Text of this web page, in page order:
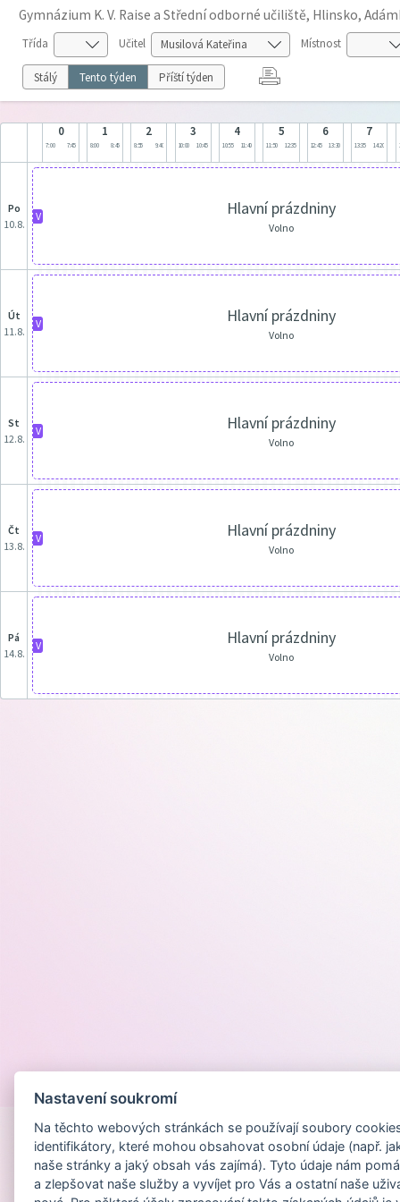
Gymnázium K. V. Raise a Střední odborné učiliště, Hlinsko,
Třída Učitel Místnost
Stálý Tento týden Příští týden
0
7:00 7:45
1
8:00 8:45
2
8:55 9:40
3
10:00 10:45
4
10:55 11:40
5
11:50 12:35
6
12:45 13:30
7
13:35 14:20
po
10.8.
V Hlavní prázdniny
Volno
út
11.8.
V Hlavní prázdniny
Volno
st
12.8.
V Hlavní prázdniny
Volno
čt
13.8.
V Hlavní prázdniny
Volno
pá
14.8.
V Hlavní prázdniny
Volno
Nastavení soukromí
Na těchto webových stránkách se používají soubory
identifikátory, které mohou obsahovat osobní údaje (např.
naše stránky a jaký obsah vás zajímá). Tyto údaje nám
a zlepšovat naše služby a vyvíjet pro Vás a ostatní naše